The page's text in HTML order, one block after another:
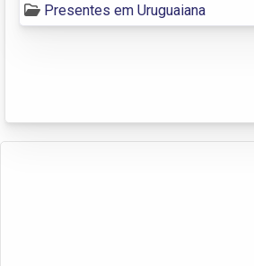
Presentes em Uruguaiana